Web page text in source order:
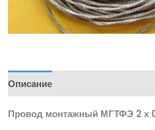
Описание
Провод монтажный МГТФЭ 2 х